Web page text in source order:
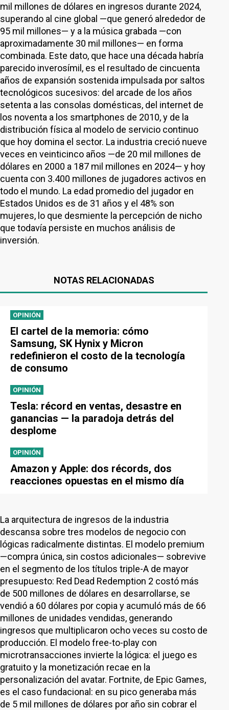
mil millones de dólares en ingresos durante 2024,
superando al cine global —que generó alrededor de
95 mil millones— y a la música grabada —con
aproximadamente 30 mil millones— en forma
combinada. Este dato, que hace una década habría
parecido inverosímil, es el resultado de cincuenta
años de expansión sostenida impulsada por saltos
tecnológicos sucesivos: del arcade de los años
setenta a las consolas domésticas, del internet de
los noventa a los smartphones de 2010, y de la
distribución física al modelo de servicio continuo
que hoy domina el sector. La industria creció nueve
veces en veinticinco años —de 20 mil millones de
dólares en 2000 a 187 mil millones en 2024— y hoy
cuenta con 3.400 millones de jugadores activos en
todo el mundo. La edad promedio del jugador en
Estados Unidos es de 31 años y el 48% son
mujeres, lo que desmiente la percepción de nicho
que todavía persiste en muchos análisis de
inversión.
NOTAS RELACIONADAS
OPINIÓN
El cartel de la memoria: cómo
Samsung, SK Hynix y Micron
redefinieron el costo de la tecnología
de consumo
OPINIÓN
Tesla: récord en ventas, desastre en
ganancias — la paradoja detrás del
desplome
OPINIÓN
Amazon y Apple: dos récords, dos
reacciones opuestas en el mismo día
La arquitectura de ingresos de la industria
descansa sobre tres modelos de negocio con
lógicas radicalmente distintas. El modelo premium
—compra única, sin costos adicionales— sobrevive
en el segmento de los títulos triple-A de mayor
presupuesto: Red Dead Redemption 2 costó más
de 500 millones de dólares en desarrollarse, se
vendió a 60 dólares por copia y acumuló más de 66
millones de unidades vendidas, generando
ingresos que multiplicaron ocho veces su costo de
producción. El modelo free-to-play con
microtransacciones invierte la lógica: el juego es
gratuito y la monetización recae en la
personalización del avatar. Fortnite, de Epic Games,
es el caso fundacional: en su pico generaba más
de 5 mil millones de dólares por año sin cobrar el